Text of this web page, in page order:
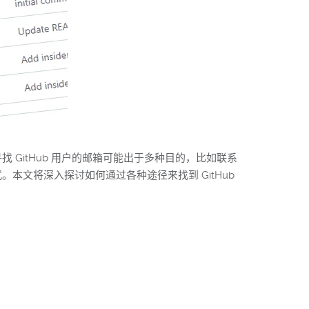
GitHub 用户的邮箱可能出于多种目的，比如联系
本文将深入探讨如何通过各种途径来找到 GitHub